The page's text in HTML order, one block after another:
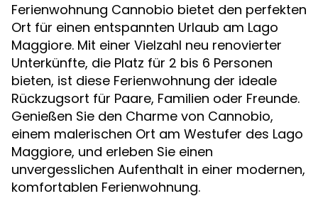
Ferienwohnung Cannobio bietet den perfekten
Ort für einen entspannten Urlaub am Lago
Maggiore. Mit einer Vielzahl neu renovierter
Unterkünfte, die Platz für 2 bis 6 Personen
bieten, ist diese Ferienwohnung der ideale
Rückzugsort für Paare, Familien oder Freunde.
Genießen Sie den Charme von Cannobio,
einem malerischen Ort am Westufer des Lago
Maggiore, und erleben Sie einen
unvergesslichen Aufenthalt in einer modernen,
komfortablen Ferienwohnung.